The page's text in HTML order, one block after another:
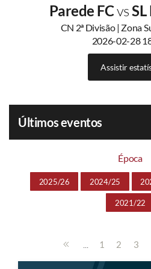
Parede FCvs
CN 2ª Divisão | Zona
2026-02-28
Assistir
Últimos eventos
Época
2025/26 2024/25
2021/22
... 1 2 3